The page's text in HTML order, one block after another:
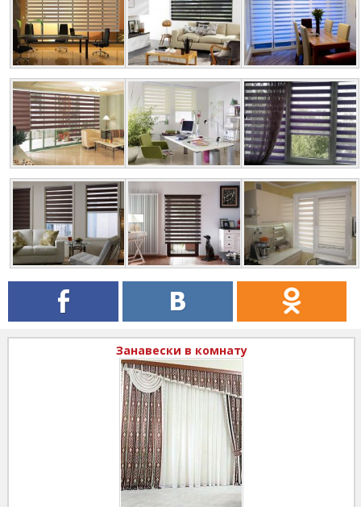
Занавески в комнату